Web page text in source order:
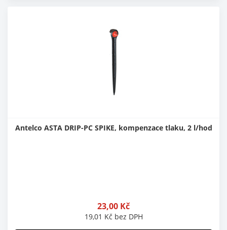
Antelco ASTA DRIP-PC SPIKE, kompenzace tlaku, 2 l/hod
23,00 Kč
19,01 Kč bez DPH